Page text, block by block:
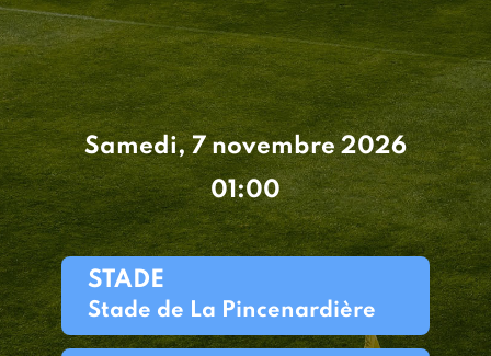
Samedi, 7 novembre 2026
01:00
STADE
Stade de La Pincenardière